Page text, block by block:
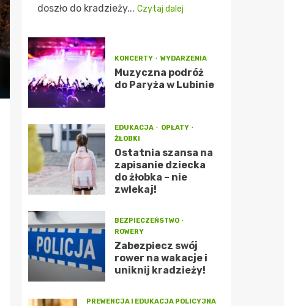
doszło do kradzieży... Czytaj dalej
KONCERTY WYDARZENIA
Muzyczna podróż
do Paryża w Lubinie
EDUKACJA
OPŁATY
ŻŁOBKI
Ostatnia szansa na
zapisanie dziecka
do żłobka – nie
zwlekaj!
BEZPIECZEŃSTWO
ROWERY
Zabezpiecz swój
rower na wakacje i
uniknij kradzieży!
PREWENCJA I EDUKACJA POLICYJNA